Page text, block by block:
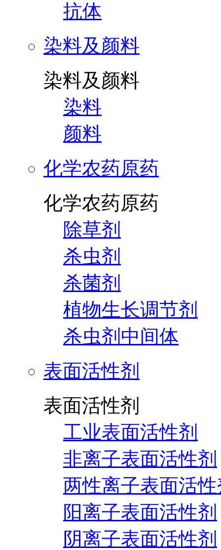
抗体
染料及颜料
染料及颜料
染料
颜料
化学农药原药
化学农药原药
除草剂
杀虫剂
杀菌剂
植物生长调节剂
杀虫剂中间体
表面活性剂
表面活性剂
工业表面活性剂
非离子表面活性剂
两性离子表面活
阳离子表面活性剂
阴离子表面活性剂